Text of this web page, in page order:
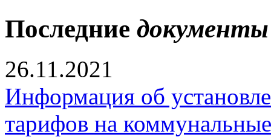
Последние документы
26.11.2021
Информация об
тарифов на